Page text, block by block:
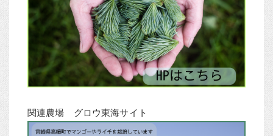
関連農場 グロウ東海サイト